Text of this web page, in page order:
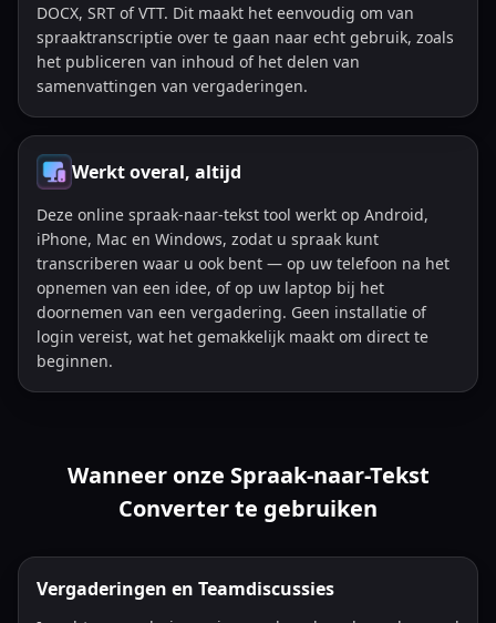
DOCX, SRT of VTT. Dit maakt het eenvoudig om van
spraaktranscriptie over te gaan naar echt gebruik, zoals
het publiceren van inhoud of het delen van
samenvattingen van vergaderingen.
Werkt overal, altijd
Deze online spraak-naar-tekst tool werkt op Android,
iPhone, Mac en Windows, zodat u spraak kunt
transcriberen waar u ook bent — op uw telefoon na het
opnemen van een idee, of op uw laptop bij het
doornemen van een vergadering. Geen installatie of
login vereist, wat het gemakkelijk maakt om direct te
beginnen.
Wanneer onze Spraak-naar-Tekst
Converter te gebruiken
Vergaderingen en Teamdiscussies